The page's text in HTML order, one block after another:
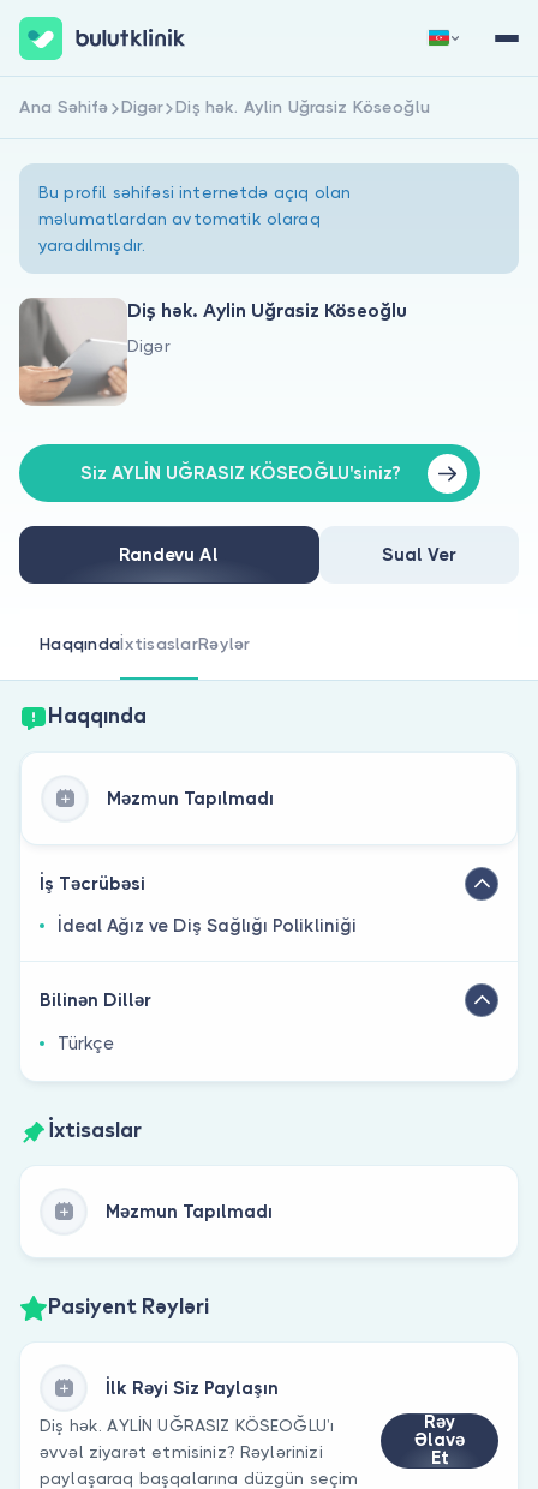
Haqqımızda
Xəstələr üçün
Həkimlər üçün
Qeydiyyat Daxil Ol
Ana Səhifə Digər Diş hək. Aylin Uğrasiz Köseoğlu
Bu profil səhifəsi internetdə açıq olan
məlumatlardan avtomatik olaraq
yaradılmışdır.
Diş hək. Aylin Uğrasiz Köseoğlu
Digər
Siz AYLİN UĞRASIZ KÖSEOĞLU'siniz?
Randevu Al Sual Ver
HaqqındaİxtisaslarRəylər
Haqqında
Məzmun Tapılmadı
İş Təcrübəsi
İdeal Ağız ve Diş Sağlığı Polikliniği
Bilinən Dillər
Türkçe
İxtisaslar
Məzmun Tapılmadı
Pasiyent Rəyləri
İlk Rəyi Siz Paylaşın
Diş hək. AYLİN UĞRASIZ KÖSEOĞLU’ı
əvvəl ziyarət etmisiniz? Rəylərinizi
paylaşaraq başqalarına düzgün seçim
Rəy
Əlavə
Et